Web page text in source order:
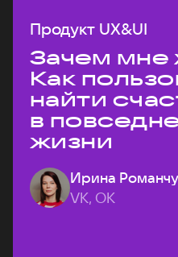
Продукт UX&UI
Зачем мне
Как
найти
в
жизни
Ирина
VK, ОК